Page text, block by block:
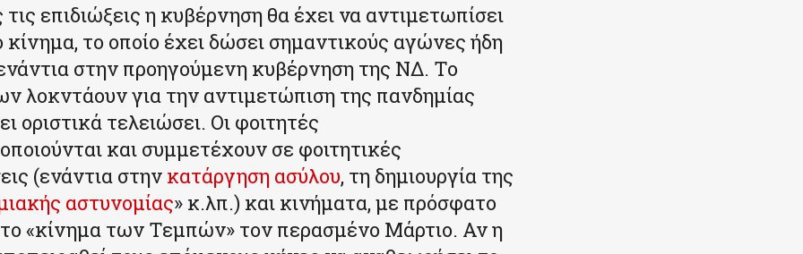
επιδιώξεις η κυβέρνηση θα έχει να αντιμετωπίσει
κίνημα, το οποίο έχει δώσει σημαντικούς αγώνες ήδη
στην προηγούμενη κυβέρνηση της ΝΔ. Το
λοκντάουν για την αντιμετώπιση της πανδημίας
οριστικά τελειώσει. Οι φοιτητές
και συμμετέχουν σε φοιτητικές
(ενάντια στην κατάργηση ασύλου, τη δημιουργία της
αστυνομίας» κ.λπ.) και κινήματα, με πρόσφατο
«κίνημα των Τεμπών» τον περασμένο Μάρτιο. Αν η